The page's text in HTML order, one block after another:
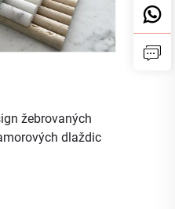
žebrovaných
dlaždic